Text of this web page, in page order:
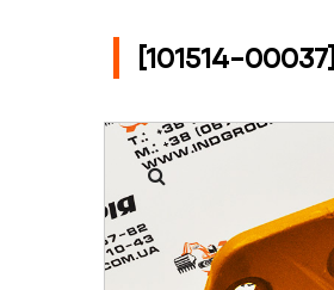
[101514-